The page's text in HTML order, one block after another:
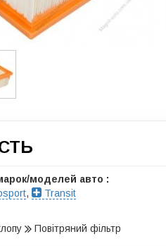
моделей авто :
,
Transit
Повітряний фільтр